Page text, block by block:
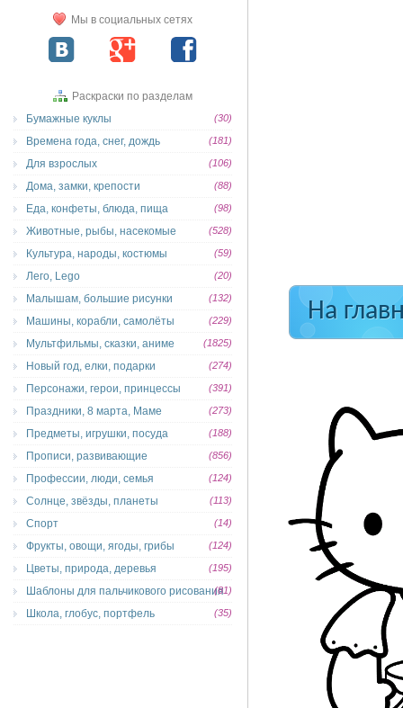
На
Мы в социальных сетях
Раскраски по разделам
Бумажные куклы
(30)
Времена года, снег, дождь (181)
Для взрослых (106)
Дома, замки, крепости (88)
Еда, конфеты, блюда, пища (98)
Животные, рыбы, насекомые (528)
Культура, народы, костюмы (59)
Лего, Lego (20)
Малышам, большие рисунки (132)
Машины, корабли, самолёты (229)
Мультфильмы, сказки, аниме (1825)
Новый год, елки, подарки (274)
Персонажи, герои, принцессы (391)
Праздники, 8 марта, Маме (273)
Предметы, игрушки, посуда (188)
Прописи, развивающие (856)
Профессии, люди, семья (124)
Солнце, звёзды, планеты (113)
Спорт (14)
Фрукты, овощи, ягоды, грибы (124)
Цветы, природа, деревья (195)
Шаблоны для пальчикового рисования(81)
Школа, глобус, портфель (35)